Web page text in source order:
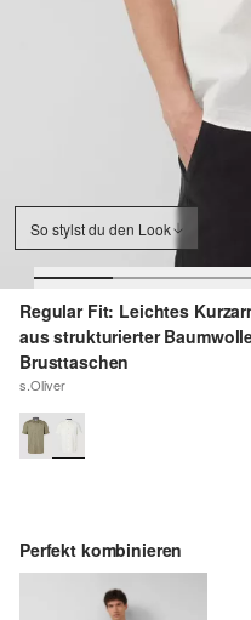
So stylst du den Look
Regular Fit: Leichtes
aus strukturierter
Brusttaschen
s.Oliver
Perfekt kombinieren